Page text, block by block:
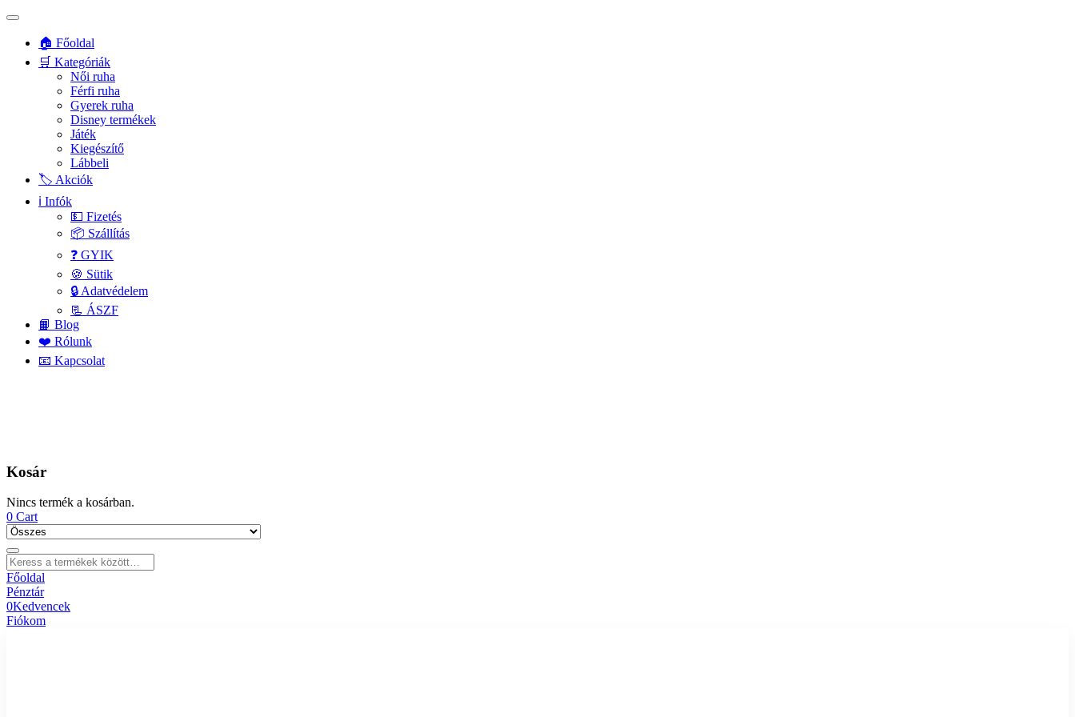
🏠 Főoldal
🛒 Kategóriák
Női ruha
Férfi ruha
Gyerek ruha
Disney termékek
Játék
Kiegészítő
Lábbeli
🏷️ Akciók
ℹ️ Infók
💵 Fizetés
📦 Szállítás
❓ GYIK
🍪 Sütik
🔒 Adatvédelem
📃 ÁSZF
📙 Blog
❤️ Rólunk
📧 Kapcsolat
Kosár
Nincs termék a kosárban.
0 Cart
Főoldal
Pénztár
0Kedvencek
Fiókom